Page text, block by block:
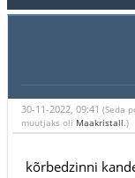
30-11-2022, 09:41 (Seda
muutjaks oli Maakristall .)
kõrbedzinni